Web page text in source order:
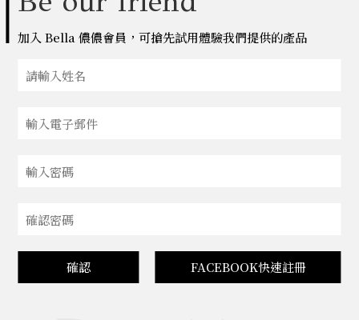
加入 Bella 儂儂會員，可搶先試用體驗我們提供的產品
確認 FACEBOOK快速註冊